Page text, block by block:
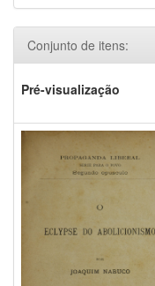
Conjunto de itens:
Pré-visualização